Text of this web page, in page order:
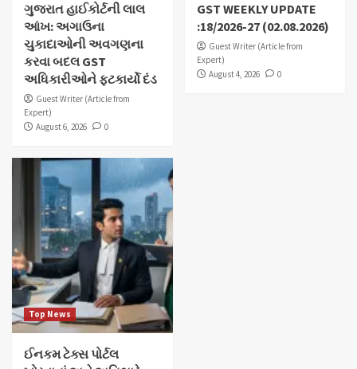
ગુજરાત હાઈકોર્ટની લાલ
આંખ: અગાઉના
ચુકાદાઓની અવગણના
કરવા બદલ GST
અધિકારીઓને ફટકાર્યો દંડ
Guest Writer (Article from
Expert)
August 6, 2026
0
GST WEEKLY UPDATE
:18/2026-27 (02.08.2026)
Guest Writer (Article from
Expert)
August 4, 2026
0
Top News
ઈનકમ ટેક્સ પોર્ટલ